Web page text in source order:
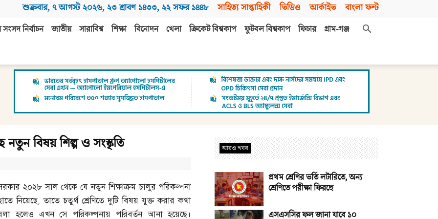
শুক্রবার, ৭ আগস্ট ২০২৬, ২৩ শ্রাবণ ১৪৩৩, ২২ সফর ১৪৪৮ সাহিত্য সাপ্তাহিকী ভিডিও আর্কাইভ বাংলা ফন্ট
নির্বাচন জাতীয় সারাবিশ্ব শিক্ষা বিনোদন খেলা ক্রিকেট বিশ্বকাপ ফুটবল বিশ্বকাপ ফিচার গ্রাম-গঞ্জ
নতুন বিষয় শিল্প ও সংস্কৃতি
২০২৮ সাল থেকে যে নতুন শিক্ষাক্রম চালুর পরিকল্পনা
নিয়েছে,তাতে চতুর্থ শ্রেণিতে দুটি বিষয় যুক্ত করার কথা
হলেও এখন সে পরিকল্পনায় পরিবর্তন আনা হয়েছে।
আরও খবর
প্রথম শ্রেণির ভর্তি লটারিতে, অন্য
শ্রেণিতে পরীক্ষা ফিরছে
এসএসসির ফল জানা যাবে ১০